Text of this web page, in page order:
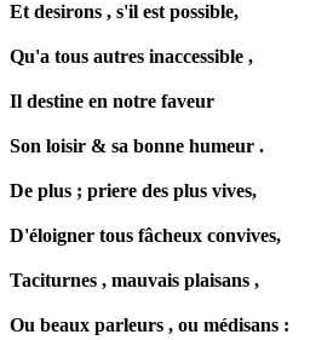
Et desirons , s'il est possible,
Qu'a tous autres inaccessible ,
Il destine en notre faveur
Son loisir & sa bonne humeur .
De plus ; priere des plus vives,
D'éloigner tous fâcheux convives,
Taciturnes , mauvais plaisans ,
Ou beaux parleurs , ou médisans :